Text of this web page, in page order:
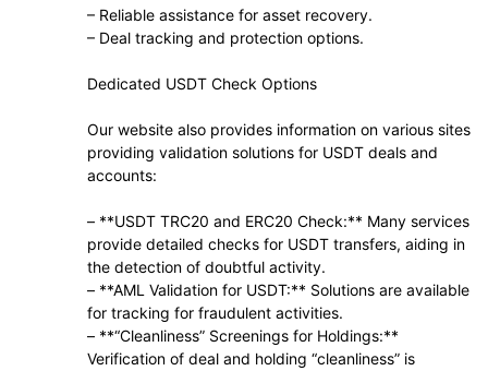
– Reliable assistance for asset recovery.
– Deal tracking and protection options.
Dedicated USDT Check Options
Our website also provides information on various sites
providing validation solutions for USDT deals and
accounts:
– **USDT TRC20 and ERC20 Check:** Many services
provide detailed checks for USDT transfers, aiding in
the detection of doubtful activity.
– **AML Validation for USDT:** Solutions are available
for tracking for fraudulent activities.
– **“Cleanliness” Screenings for Holdings:**
Verification of deal and holding “cleanliness” is